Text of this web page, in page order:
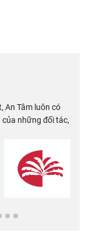
An Tâm luôn có
những đối tác,